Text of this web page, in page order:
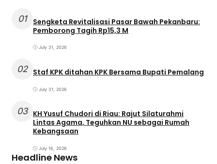
01
Sengketa Revitalisasi Pasar Bawah Pekanbaru:
Pemborong Tagih Rp15,3 M
July 31, 2026
02 Staf KPK ditahan KPK Bersama Bupati Pemalang
July 31, 2026
03 KH Yusuf Chudori di Riau: Rajut Silaturahmi
Lintas Agama, Teguhkan NU sebagai Rumah
Kebangsaan
July 16, 2026
Headline News